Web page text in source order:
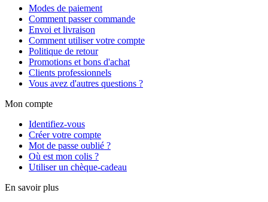
Modes de paiement
Comment passer commande
Envoi et livraison
Comment utiliser votre compte
Politique de retour
Promotions et bons d'achat
Clients professionnels
Vous avez d'autres questions ?
Mon compte
Identifiez-vous
Créer votre compte
Mot de passe oublié ?
Où est mon colis ?
Utiliser un chèque-cadeau
En savoir plus